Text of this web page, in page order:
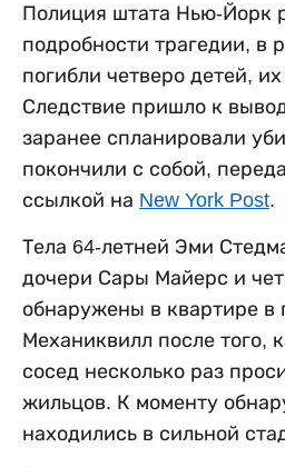
Полиция штата Нью-Йорк
подробности трагедии, в
погибли четверо детей,
Следствие пришло к
заранее спланировали
покончили с собой,
ссылкой на New York Post.
Тела 64-летней Эми
дочери Сары Майерс и
обнаружены в квартире в
Механиквилл после того,
сосед несколько раз
жильцов. К моменту
находились в сильной